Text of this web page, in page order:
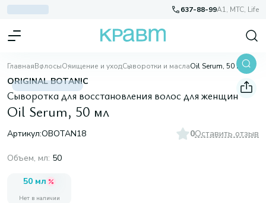
637-88-99A1, МТС, Life
ГлавнаяВолосыОчищение и уходСыворотки и маслаOil Serum, 50 мл
ORIGINAL BOTANIC
Сыворотка для восстановления волос для женщин
Oil Serum, 50 мл
Артикул:OBOTAN18 0Оставить отзыв
Объем, мл: 50
50 мл
Нет в наличии